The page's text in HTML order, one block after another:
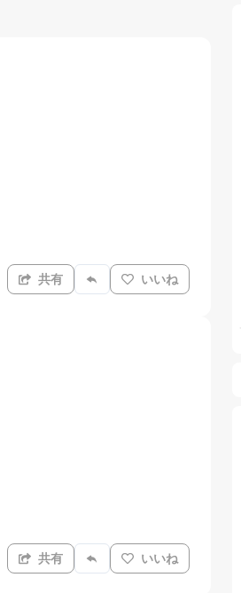
共有 いいね
共有 いいね